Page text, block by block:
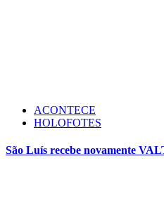
ACONTECE
HOLOFOTES
São Luís recebe novamente